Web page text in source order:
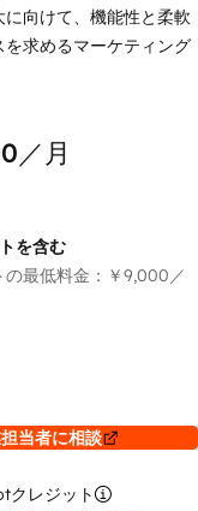
に向けて、機能性と柔軟
求めるマーケティング
／月
を含む
最低料金： ￥9,000／
当者に相談
クレジット